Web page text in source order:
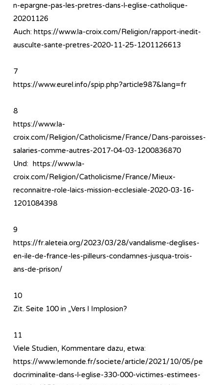
n-epargne-pas-les-pretres-dans-l-eglise-catholique-
20201126
Auch: https://www.la-croix.com/Religion/rapport-inedit-
ausculte-sante-pretres-2020-11-25-1201126613
7
https://www.eurel.info/spip.php?article987&lang=fr
8
https://www.la-
croix.com/Religion/Catholicisme/France/Dans-paroisses-
salaries-comme-autres-2017-04-03-1200836870
Und: https://www.la-
croix.com/Religion/Catholicisme/France/Mieux-
reconnaitre-role-laics-mission-ecclesiale-2020-03-16-
1201084398
9
https://fr.aleteia.org/2023/03/28/vandalisme-deglises-
en-ile-de-france-les-pilleurs-condamnes-jusqua-trois-
ans-de-prison/
10
Zit. Seite 100 in „Vers l Implosion?
11
Viele Studien, Kommentare dazu, etwa:
https://www.lemonde.fr/societe/article/2021/10/05/pe
docriminalite-dans-l-eglise-330-000-victimes-estimees-